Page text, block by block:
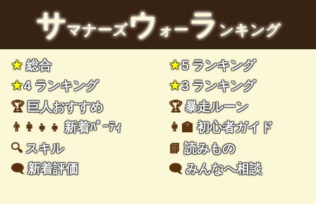
サマナーズウォーランキング
★総合 ★5 ランキング
★4 ランキング ★3 ランキング
🏆巨人おすすめ 🏆暴走ルーン
👨‍👩‍👧‍👧新着ﾊﾟｰﾃｨ 👩‍🏫初心者ガイド
🔍スキル 📘読みもの
🗨️新着評価 🗨️みんなへ相談